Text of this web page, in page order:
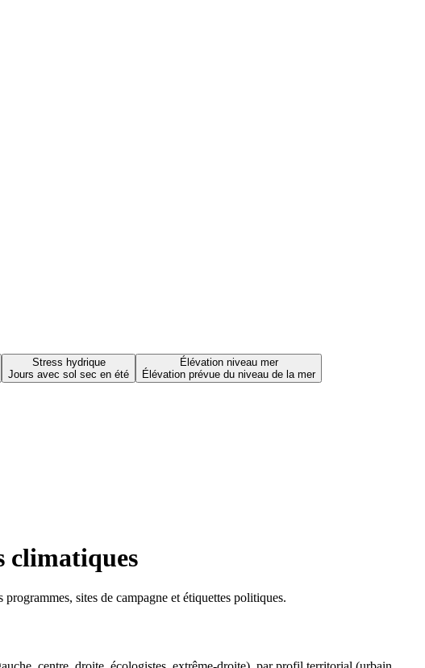
Stress hydrique
Jours avec sol sec en été
Élévation niveau mer
Élévation prévue du niveau de la mer
climatiques
sites de campagne et étiquettes politiques.